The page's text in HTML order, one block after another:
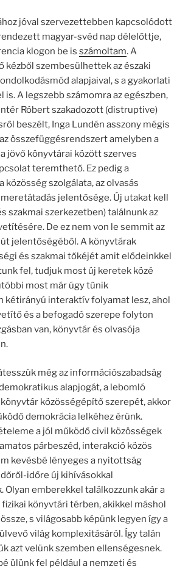
jóval szervezettebben kapcsolódott
magyar-svéd nap délelőttje,
klogon be is számoltam. A
kézből szembesülhettek az északi
alapjaival, s a gyakorlati
is. A legszebb számomra az egészben,
Róbert szakadozott (distruptive)
beszélt, Inga Lundén asszony mégis
összefüggésrendszert amelyben a
jövő könyvtárai között szerves
teremthető. Ez pedig a
közösség szolgálata, az olvasás
jelentősége. Új utakat kell
szakmai szerkezetben) találnunk az
De ez nem von le semmit az
jelentőségéből. A könyvtárak
és szakmai tőkéjét amit elődeinkkel
fel, tudjuk most új keretek közé
most már úgy tűnik
kétirányú interaktív folyamat lesz, ahol
és a befogadó szerepe folyton
van, könyvtár és olvasója
még az információszabadság
alapjogát, a lebomló
közösségépítő szerepét, akkor
demokrácia lelkéhez érünk.
a jól működő civil közösségek
párbeszéd, interakció közös
kevésbé lényeges a nyitottság
időre új kihívásokkal
Olyan emberekkel találkozzunk akár a
fizikai könyvtári térben, akikkel máshol
s világosabb képünk legyen így a
világ komplexitásáról. Így talán
azt velünk szemben ellenségesnek.
ülünk fel például a nemzeti és